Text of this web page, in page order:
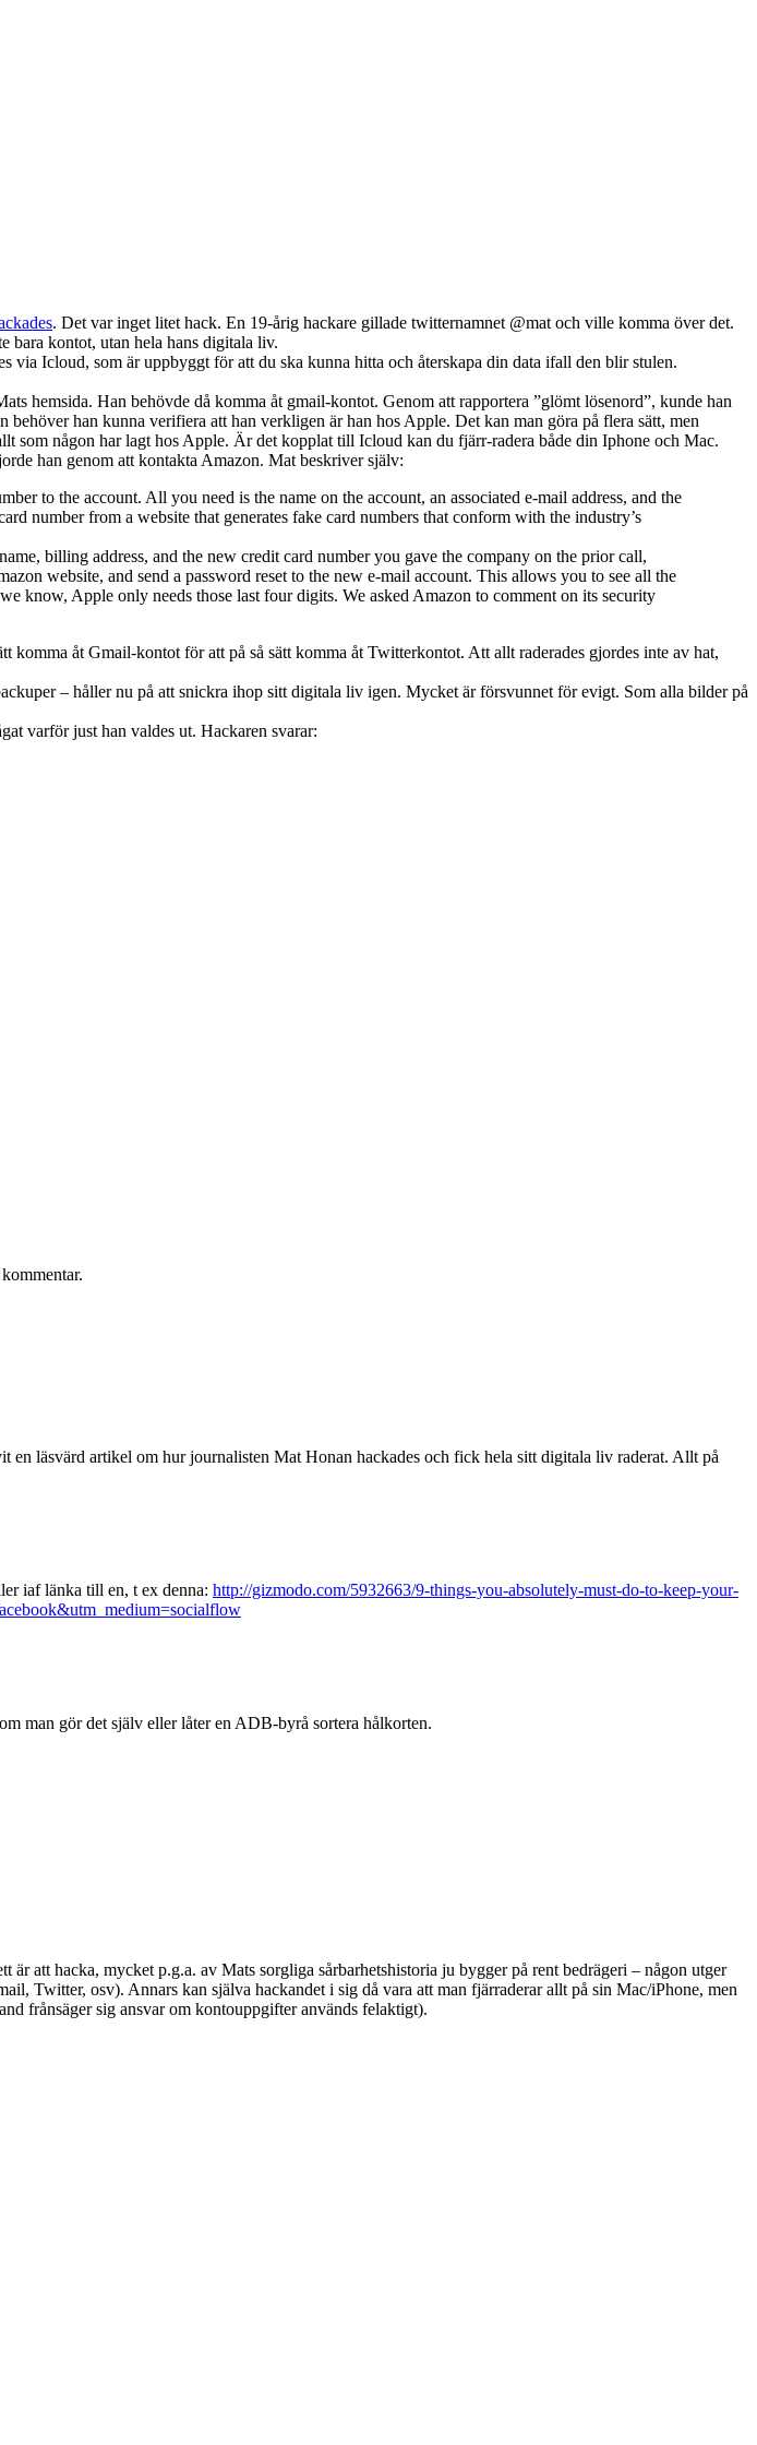
. Det var inget litet hack. En 19-årig hackare gillade twitternamnet @mat och ville komma över det.
bara kontot, utan hela hans digitala liv.
Icloud, som är uppbyggt för att du ska kunna hitta och återskapa din data ifall den blir stulen.
hemsida. Han behövde då komma åt gmail-kontot. Genom att rapportera ”glömt lösenord”, kunde han
han kunna verifiera att han verkligen är han hos Apple. Det kan man göra på flera sätt, men
som någon har lagt hos Apple. Är det kopplat till Icloud kan du fjärr-radera både din Iphone och Mac.
han genom att kontakta Amazon. Mat beskriver själv:
to the account. All you need is the name on the account, an associated e-mail address, and the
number from a website that generates fake card numbers that conform with the industry’s
billing address, and the new credit card number you gave the company on the prior call,
website, and send a password reset to the new e-mail account. This allows you to see all the
know, Apple only needs those last four digits. We asked Amazon to comment on its security
komma åt Gmail-kontot för att på så sätt komma åt Twitterkontot. Att allt raderades gjordes inte av hat,
– håller nu på att snickra ihop sitt digitala liv igen. Mycket är försvunnet för evigt. Som alla bilder på
varför just han valdes ut. Hackaren svarar:
läsvärd artikel om hur journalisten Mat Honan hackades och fick hela sitt digitala liv raderat. Allt på
iaf länka till en, t ex denna: http://gizmodo.com/5932663/9-things-you-absolutely-must-do-to-keep-your-
man gör det själv eller låter en ADB-byrå sortera hålkorten.
är att hacka, mycket p.g.a. av Mats sorgliga sårbarhetshistoria ju bygger på rent bedrägeri – någon utger
Twitter, osv). Annars kan själva hackandet i sig då vara att man fjärraderar allt på sin Mac/iPhone, men
frånsäger sig ansvar om kontouppgifter används felaktigt).